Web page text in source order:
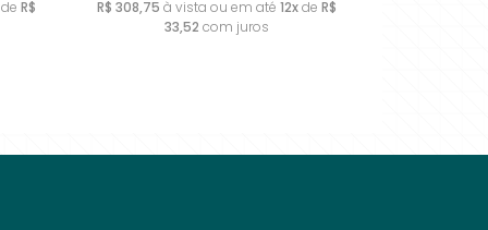
R$
R$ 308,75 à vista ou em até12xdeR$
33,52 com juros